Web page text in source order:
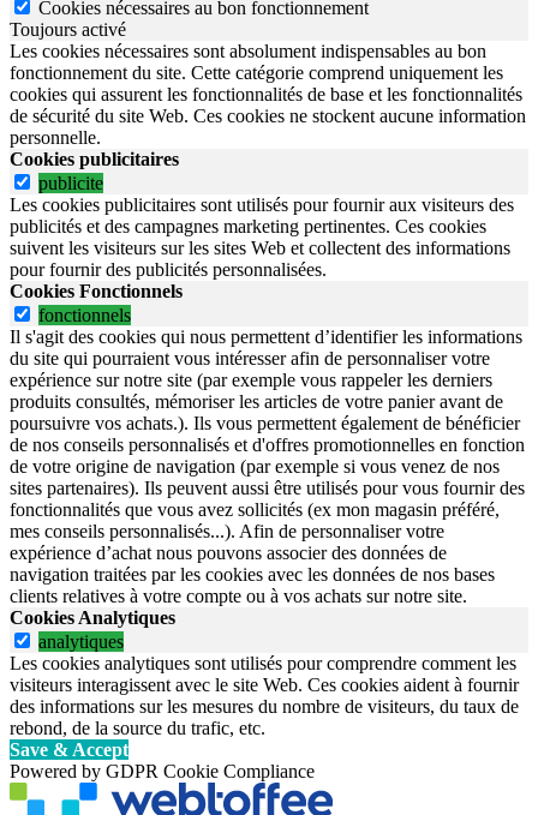
Cookies nécessaires au bon fonctionnement
Toujours activé
Les cookies nécessaires sont absolument indispensables au bon
fonctionnement du site. Cette catégorie comprend uniquement les
cookies qui assurent les fonctionnalités de base et les fonctionnalités
de sécurité du site Web. Ces cookies ne stockent aucune information
personnelle.
Cookies publicitaires
publicite
Les cookies publicitaires sont utilisés pour fournir aux visiteurs des
publicités et des campagnes marketing pertinentes. Ces cookies
suivent les visiteurs sur les sites Web et collectent des informations
pour fournir des publicités personnalisées.
Cookies Fonctionnels
fonctionnels
Il s'agit des cookies qui nous permettent d’identifier les informations
du site qui pourraient vous intéresser afin de personnaliser votre
expérience sur notre site (par exemple vous rappeler les derniers
produits consultés, mémoriser les articles de votre panier avant de
poursuivre vos achats.). Ils vous permettent également de bénéficier
de nos conseils personnalisés et d'offres promotionnelles en fonction
de votre origine de navigation (par exemple si vous venez de nos
sites partenaires). Ils peuvent aussi être utilisés pour vous fournir des
fonctionnalités que vous avez sollicités (ex mon magasin préféré,
mes conseils personnalisés...). Afin de personnaliser votre
expérience d’achat nous pouvons associer des données de
navigation traitées par les cookies avec les données de nos bases
clients relatives à votre compte ou à vos achats sur notre site.
Cookies Analytiques
analytiques
Les cookies analytiques sont utilisés pour comprendre comment les
visiteurs interagissent avec le site Web. Ces cookies aident à fournir
des informations sur les mesures du nombre de visiteurs, du taux de
rebond, de la source du trafic, etc.
Save & Accept
Powered by GDPR Cookie Compliance